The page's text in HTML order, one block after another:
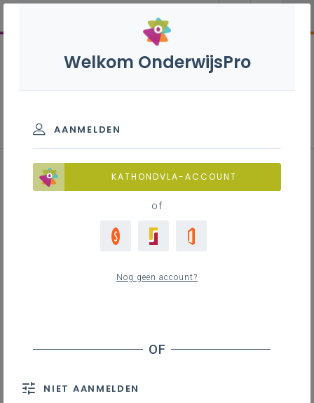
Inhoudstafel
Waarom moet je aandacht besteden aan het
Wie moet de UBO-wetgeving naleven?
Welke verplichtingen legt de UBO-wetgeving
begunstigden verstrekken?
Updaten, jaarlijkse herbevestiging en
Welkom OnderwijsPro
AANMELDEN
KATHONDVLA-ACCOUNT
of
Nog geen account?
NIET AANMELDEN